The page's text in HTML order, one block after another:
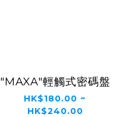
"MAXA"輕觸式密碼盤
HK$180.00 ~
HK$240.00